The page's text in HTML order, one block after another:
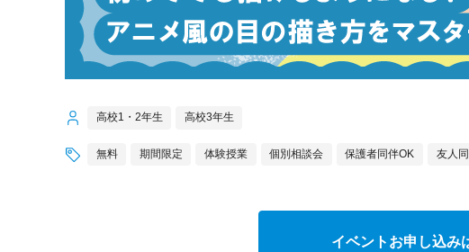
高校1・2年生 高校3年生
無料 期間限定 体験授業 個別相談会 保護者同伴OK 友人
イベントお申し込み